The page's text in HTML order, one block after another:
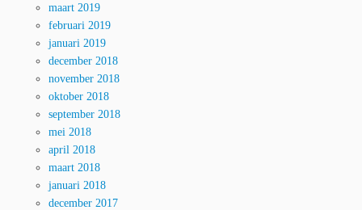
maart 2019
februari 2019
januari 2019
december 2018
november 2018
oktober 2018
september 2018
mei 2018
april 2018
maart 2018
januari 2018
december 2017